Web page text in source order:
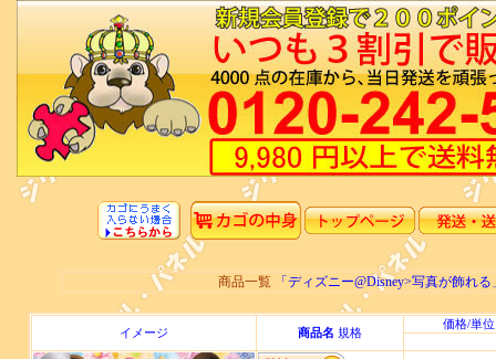
商品一覧 「ディズニー@Disney>写真が飾
イメージ 商品名 規格
価格/単位